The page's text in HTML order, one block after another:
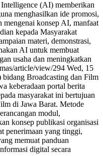
(AI) memberikan
menghasilkan ide promosi,
mengenai konsep AI, manfaat
kepada Masyarakat
materi, demonstrasi,
AI untuk membuat
usaha dan meningkatkan
article/view/294 Wed, 15
Broadcasting dan Film
keberadaan portal berita
masyarakat ini bertujuan
di Jawa Barat. Metode
modul,
konsep publikasi organisasi
penerimaan yang tinggi,
memuat panduan
digital secara